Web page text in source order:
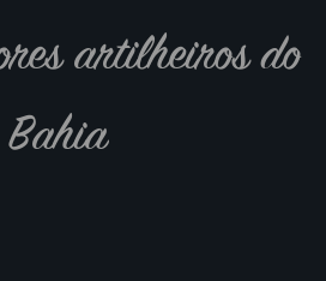
artilheiros do
Bahia